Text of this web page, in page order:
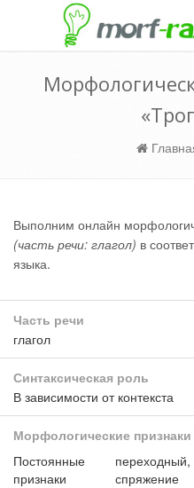
Выполним онлайн
(часть речи: глагол) в
языка.
Часть речи
глагол
Синтаксическая роль
В зависимости от контекста
Морфологические признаки
Постоянные
признаки
спряжение